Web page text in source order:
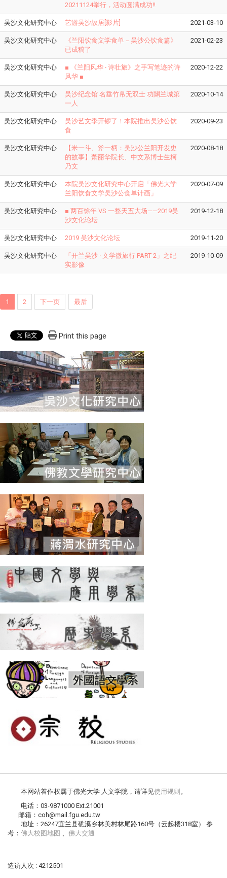
20211124举行，活动圆满成功!!
吴沙文化研究中心 艺游吴沙故居[影片] 2021-03-10
吴沙文化研究中心
《兰阳饮食文学食单－吴沙公饮食篇》
已成稿了
2021-02-23
吴沙文化研究中心
​■ 《兰阳风华 ‧ 诗壮旅》之手写笔迹的诗
风华 ■
2020-12-22
吴沙文化研究中心
吴沙纪念馆 名垂竹帛无双士 功闢兰城第
一人
2020-10-14
吴沙文化研究中心
吴沙艺文季开锣了！本院推出吴沙公饮
食
2020-09-23
吴沙文化研究中心
【米一斗、斧一柄：吴沙公兰阳开发史
的故事】萧丽华院长、中文系博士生柯
乃文
2020-08-18
吴沙文化研究中心
本院吴沙文化研究中心开启「佛光大学
兰阳饮食文学吴沙公食单计画」
2020-07-09
吴沙文化研究中心
​■ 两百馀年 VS 一整天五大场——2019吴
沙文化论坛
2019-12-18
吴沙文化研究中心 2019 吴沙文化论坛 2019-11-20
吴沙文化研究中心
「开兰吴沙 · 文学微旅行 PART 2」之纪
实影像
2019-10-09
1 2 下一页 最后
Print this page
本网站着作权属于佛光大学 人文学院，请详见使用规则 。
电话：03-9871000 Ext.21001
邮箱：coh@mail.fgu.edu.tw
地址：26247宜兰县礁溪乡林美村林尾路160号（云起楼318室） 参
考： 佛大校图地图 佛大交通
造访人次 : 4212501